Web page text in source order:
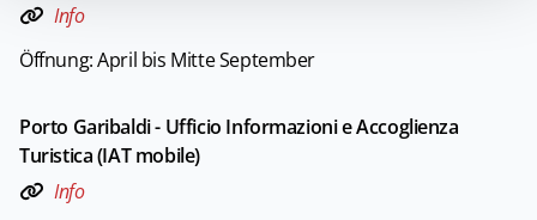
Info
Öffnung: April bis Mitte September
Porto Garibaldi - Ufficio Informazioni e Accoglienza
Turistica (IAT mobile)
Info